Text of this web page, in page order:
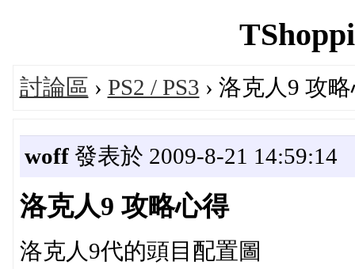
討論區 › PS2 / PS3 › 洛克人9 攻
woff發表於 2009-8-21 14:59:14
洛克人9 攻略心得
洛克人9代的頭目配置圖